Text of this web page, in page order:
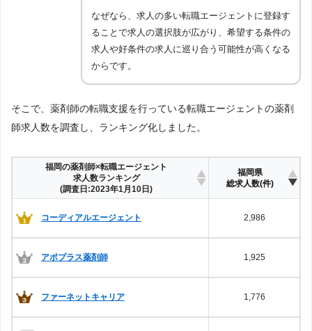
なぜなら、求人の多い転職エージェントに登録す
ることで求人の選択肢が広がり、希望する条件の
求人や好条件の求人に巡り合う可能性が高くなる
からです。
そこで、薬剤師の転職支援を行っている転職エージェントの薬剤
師求人数を調査し、ランキング化しました。
福岡の薬剤師×転職エージェント
求人数ランキング
(調査日:2023年1月10日)
福岡県
総求人数(件)
コーディアルエージェント 2,986
アポプラス薬剤師 1,925
ファーネットキャリア 1,776